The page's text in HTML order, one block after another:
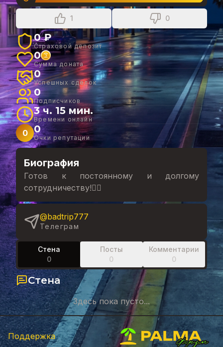
1 0
0 ₽
Страховой депозит
0
Сумма доната
0
Успешных сделок
0
Подписчиков
3 ч. 15 мин.
Времени онлайн
0 0
Очки репутации
Биография
Готов к постоянному и долгому
сотрудничеству!✌🏻
@badtrip777
Телеграм
Стена
0
Посты
0
Комментарии
0
Стена
Здесь пока пусто...
Поддержка